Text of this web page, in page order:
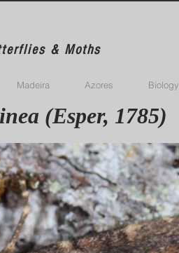
& Moths
Madeira Azores Biology
(Esper, 1785)